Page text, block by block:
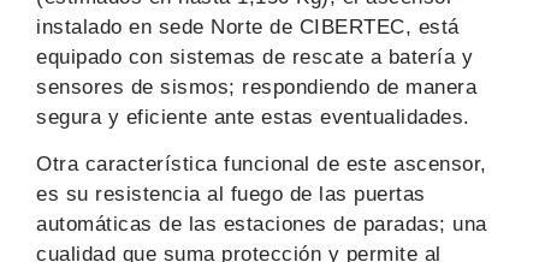
instalado en sede Norte de CIBERTEC, está
equipado con sistemas de rescate a batería y
sensores de sismos; respondiendo de manera
segura y eficiente ante estas eventualidades.
Otra característica funcional de este ascensor,
es su resistencia al fuego de las puertas
automáticas de las estaciones de paradas; una
cualidad que suma protección y permite al